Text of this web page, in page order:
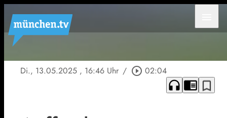
Di., 13.05.2025 , 16:46 Uhr / play_circle_outline 02:04
headphones chrome_reader_mode bookmark_border